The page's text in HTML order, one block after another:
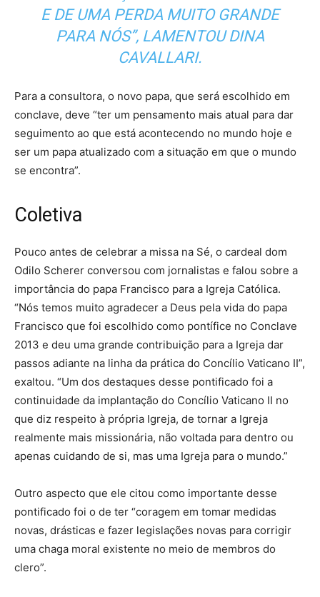
E DE UMA PERDA MUITO GRANDE
PARA NÓS”, LAMENTOU DINA
CAVALLARI.
Para a consultora, o novo papa, que será escolhido em
conclave, deve “ter um pensamento mais atual para dar
seguimento ao que está acontecendo no mundo hoje e
ser um papa atualizado com a situação em que o mundo
se encontra”.
Coletiva
Pouco antes de celebrar a missa na Sé, o cardeal dom
Odilo Scherer conversou com jornalistas e falou sobre a
importância do papa Francisco para a Igreja Católica.
“Nós temos muito agradecer a Deus pela vida do papa
Francisco que foi escolhido como pontífice no Conclave
2013 e deu uma grande contribuição para a Igreja dar
passos adiante na linha da prática do Concílio Vaticano II”,
exaltou. “Um dos destaques desse pontificado foi a
continuidade da implantação do Concílio Vaticano II no
que diz respeito à própria Igreja, de tornar a Igreja
realmente mais missionária, não voltada para dentro ou
apenas cuidando de si, mas uma Igreja para o mundo.”
Outro aspecto que ele citou como importante desse
pontificado foi o de ter “coragem em tomar medidas
novas, drásticas e fazer legislações novas para corrigir
uma chaga moral existente no meio de membros do
clero”.